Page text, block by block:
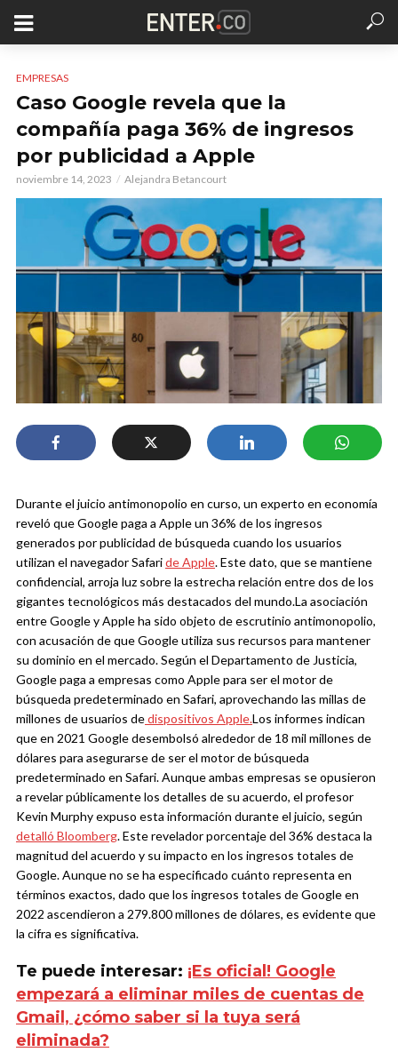
EMPRESAS
Caso Google revela que la
compañía paga 36% de ingresos
por publicidad a Apple
noviembre 14, 2023 Alejandra Betancourt
Durante el juicio antimonopolio en curso, un experto en economía
reveló que Google paga a Apple un 36% de los ingresos
generados por publicidad de búsqueda cuando los usuarios
utilizan el navegador Safaride Apple. Este dato, que se mantiene
confidencial, arroja luz sobre la estrecha relación entre dos de los
gigantes tecnológicos más destacados del mundo.La asociación
entre Google y Apple ha sido objeto de escrutinio antimonopolio,
con acusación de que Google utiliza sus recursos para mantener
su dominio en el mercado. Según el Departamento de Justicia,
Google paga a empresas como Apple para ser el motor de
búsqueda predeterminado en Safari, aprovechando las millas de
millones de usuarios dedispositivos Apple.Los informes indican
que en 2021 Google desembolsó alrededor de 18 mil millones de
dólares para asegurarse de ser el motor de búsqueda
predeterminado en Safari. Aunque ambas empresas se opusieron
a revelar públicamente los detalles de su acuerdo, el profesor
Kevin Murphy expuso esta información durante el juicio, según
detalló Bloomberg.Este revelador porcentaje del 36% destaca la
magnitud del acuerdo y su impacto en los ingresos totales de
Google. Aunque no se ha especificado cuánto representa en
términos exactos, dado que los ingresos totales de Google en
2022 ascendieron a 279.800 millones de dólares, es evidente que
la cifra es significativa.
Te puede interesar: ¡Es oficial! Google
empezará a eliminar miles de cuentas de
Gmail, ¿cómo saber si la tuya será
eliminada?